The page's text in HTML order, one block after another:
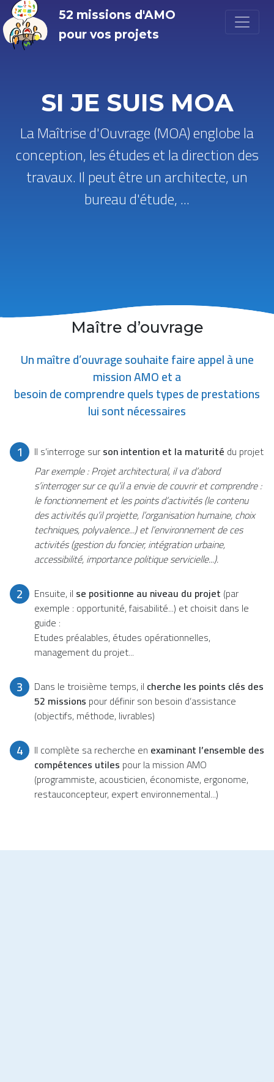
52 missions d'AMO
pour vos projets
SI JE SUIS MOA
La Maîtrise d'Ouvrage (MOA) englobe la
conception, les études et la direction des
travaux. Il peut être un architecte, un
bureau d'étude, ...
Maître d’ouvrage
Un maître d’ouvrage souhaite faire appel à une
mission AMO et a
besoin de comprendre quels types de prestations
lui sont nécessaires
1
Il s’interroge surson intention et la maturité du projet
Par exemple : Projet architectural, il va d’abord
s’interroger sur ce qu’il a envie de couvrir et comprendre :
le fonctionnement et les points d’activités (le contenu
des activités qu’il projette, l’organisation humaine, choix
techniques, polyvalence...) et l’environnement de ces
activités (gestion du foncier, intégration urbaine,
accessibilité, importance politique servicielle...).
2 Ensuite, il se positionne au niveau du projet (par
exemple : opportunité, faisabilité...) et choisit dans le
guide :
Etudes préalables, études opérationnelles,
management du projet...
3 Dans le troisième temps, il cherche les points clés des
52 missions pour définir son besoin d’assistance
(objectifs, méthode, livrables)
4 Il complète sa recherche en examinant l’ensemble des
compétences utiles pour la mission AMO
(programmiste, acousticien, économiste, ergonome,
restauconcepteur, expert environnemental...)